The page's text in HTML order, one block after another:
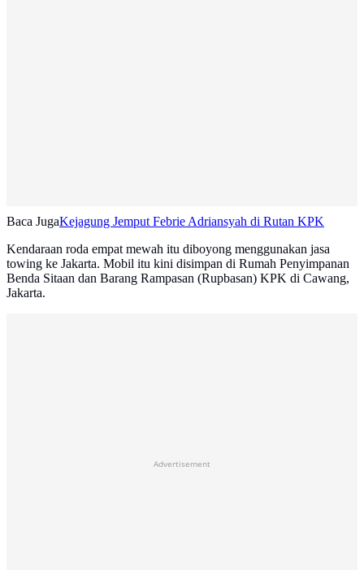
Baca JugaKejagung Jemput Febrie Adriansyah di Rutan KPK
Kendaraan roda empat mewah itu diboyong menggunakan jasa
towing ke Jakarta. Mobil itu kini disimpan di Rumah Penyimpanan
Benda Sitaan dan Barang Rampasan (Rupbasan) KPK di Cawang,
Jakarta.
Advertisement